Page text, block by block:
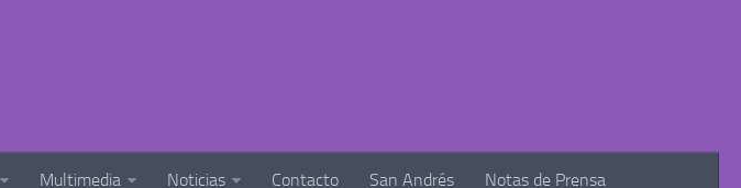
Multimedia Noticias Contacto San Andrés Notas de Prensa